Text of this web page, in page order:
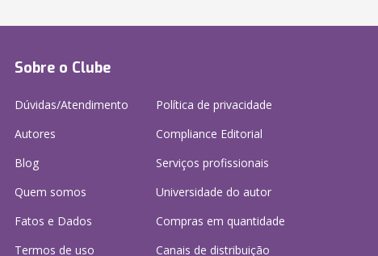
Sobre o Clube
Dúvidas/Atendimento
Autores
Blog
Quem somos
Fatos e Dados
Termos de uso
Política de privacidade
Compliance Editorial
Serviços profissionais
Universidade do autor
Compras em quantidade
Canais de distribuição